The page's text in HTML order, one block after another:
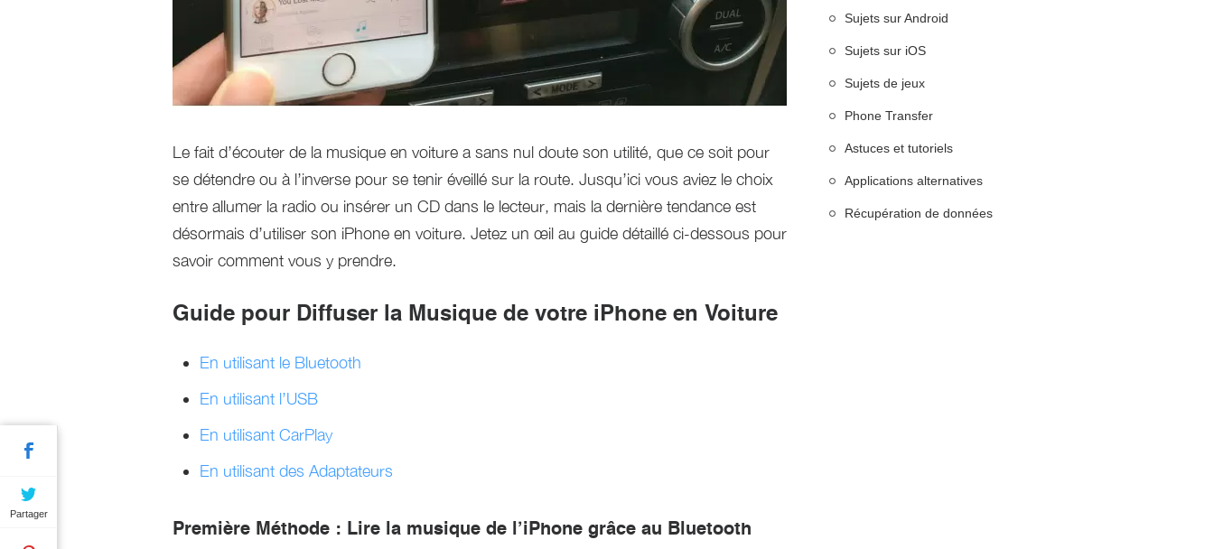
Le fait d’écouter de la musique en voiture a sans nul doute son utilité, que ce soit pour
se détendre ou à l’inverse pour se tenir éveillé sur la route. Jusqu’ici vous aviez le choix
entre allumer la radio ou insérer un CD dans le lecteur, mais la dernière tendance est
désormais d’utiliser son iPhone en voiture. Jetez un œil au guide détaillé ci-dessous pour
savoir comment vous y prendre.
Guide pour Diffuser la Musique de votre iPhone en Voiture
En utilisant le Bluetooth
En utilisant l’USB
En utilisant CarPlay
En utilisant des Adaptateurs
Première Méthode : Lire la musique de l’iPhone grâce au Bluetooth
Sujets sur Android
Sujets sur iOS
Sujets de jeux
Phone Transfer
Astuces et tutoriels
Applications alternatives
Récupération de données
Partager